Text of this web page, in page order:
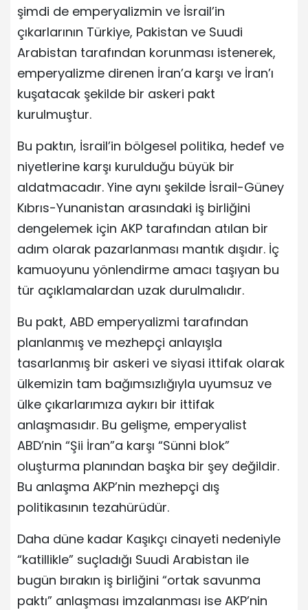
şimdi de emperyalizmin ve İsrail’in
çıkarlarının Türkiye, Pakistan ve Suudi
Arabistan tarafından korunması istenerek,
emperyalizme direnen İran’a karşı ve İran’ı
kuşatacak şekilde bir askeri pakt
kurulmuştur.
Bu paktın, İsrail’in bölgesel politika, hedef ve
niyetlerine karşı kurulduğu büyük bir
aldatmacadır. Yine aynı şekilde İsrail-Güney
Kıbrıs-Yunanistan arasındaki iş birliğini
dengelemek için AKP tarafından atılan bir
adım olarak pazarlanması mantık dışıdır. İç
kamuoyunu yönlendirme amacı taşıyan bu
tür açıklamalardan uzak durulmalıdır.
Bu pakt, ABD emperyalizmi tarafından
planlanmış ve mezhepçi anlayışla
tasarlanmış bir askeri ve siyasi ittifak olarak
ülkemizin tam bağımsızlığıyla uyumsuz ve
ülke çıkarlarımıza aykırı bir ittifak
anlaşmasıdır. Bu gelişme, emperyalist
ABD’nin “Şii İran”a karşı “Sünni blok”
oluşturma planından başka bir şey değildir.
Bu anlaşma AKP’nin mezhepçi dış
politikasının tezahürüdür.
Daha düne kadar Kaşıkçı cinayeti nedeniyle
“katillikle” suçladığı Suudi Arabistan ile
bugün bırakın iş birliğini “ortak savunma
paktı” anlaşması imzalanması ise AKP’nin